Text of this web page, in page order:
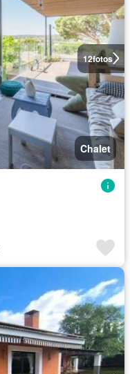
12fotos
Chalet